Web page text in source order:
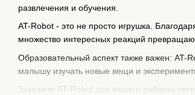
развлечения и обучения.
AT-Robot - это не просто игрушка.
множество интересных реакций
Образовательный аспект также важен: AT-
малышу изучать новые вещи и
Закажите AT-Robot для вашего ребенка